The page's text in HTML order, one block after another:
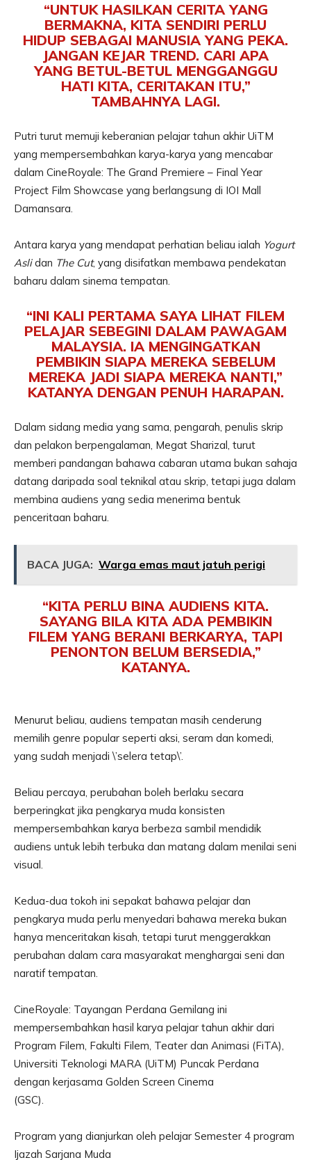
“UNTUK HASILKAN CERITA YANG
BERMAKNA, KITA SENDIRI PERLU
HIDUP SEBAGAI MANUSIA YANG PEKA.
JANGAN KEJAR TREND. CARI APA
YANG BETUL-BETUL MENGGANGGU
HATI KITA, CERITAKAN ITU,”
TAMBAHNYA LAGI.
Putri turut memuji keberanian pelajar tahun akhir UiTM
yang mempersembahkan karya-karya yang mencabar
dalam CineRoyale: The Grand Premiere – Final Year
Project Film Showcase yang berlangsung di IOI Mall
Damansara.
Antara karya yang mendapat perhatian beliau ialah Yogurt
Aslidan The Cut, yang disifatkan membawa pendekatan
baharu dalam sinema tempatan.
“INI KALI PERTAMA SAYA LIHAT FILEM
PELAJAR SEBEGINI DALAM PAWAGAM
MALAYSIA. IA MENGINGATKAN
PEMBIKIN SIAPA MEREKA SEBELUM
MEREKA JADI SIAPA MEREKA NANTI,”
KATANYA DENGAN PENUH HARAPAN.
Dalam sidang media yang sama, pengarah, penulis skrip
dan pelakon berpengalaman, Megat Sharizal, turut
memberi pandangan bahawa cabaran utama bukan sahaja
datang daripada soal teknikal atau skrip, tetapi juga dalam
membina audiens yang sedia menerima bentuk
penceritaan baharu.
BACA JUGA: Warga emas maut jatuh perigi
“KITA PERLU BINA AUDIENS KITA.
SAYANG BILA KITA ADA PEMBIKIN
FILEM YANG BERANI BERKARYA, TAPI
PENONTON BELUM BERSEDIA,”
KATANYA.
Menurut beliau, audiens tempatan masih cenderung
memilih genre popular seperti aksi, seram dan komedi,
yang sudah menjadi \’selera tetap\’.
Beliau percaya, perubahan boleh berlaku secara
berperingkat jika pengkarya muda konsisten
mempersembahkan karya berbeza sambil mendidik
audiens untuk lebih terbuka dan matang dalam menilai seni
visual.
Kedua-dua tokoh ini sepakat bahawa pelajar dan
pengkarya muda perlu menyedari bahawa mereka bukan
hanya menceritakan kisah, tetapi turut menggerakkan
perubahan dalam cara masyarakat menghargai seni dan
naratif tempatan.
CineRoyale: Tayangan Perdana Gemilang ini
mempersembahkan hasil karya pelajar tahun akhir dari
Program Filem, Fakulti Filem, Teater dan Animasi (FiTA),
Universiti Teknologi MARA (UiTM) Puncak Perdana
dengan kerjasama Golden Screen Cinema
(GSC).
Program yang dianjurkan oleh pelajar Semester 4 program
Ijazah Sarjana Muda